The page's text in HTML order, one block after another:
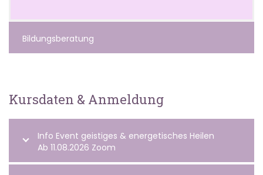
Bildungsberatung
Kursdaten & Anmeldung
Info Event geistiges & energetisches Heilen
Ab 11.08.2026 Zoom